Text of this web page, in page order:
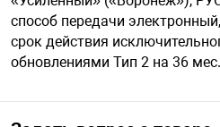
ключи
сигнализации
способ передачи
срок действия
обновлениями Тип 2 на 36 мес.